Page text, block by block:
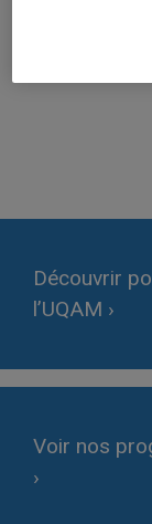
Activités
Découvrir
l’UQAM ›
Voir nos
›